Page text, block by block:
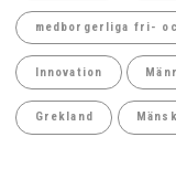
medborgerliga fri-
Innovation
Grekland